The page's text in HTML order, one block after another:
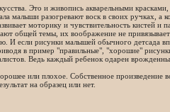
Это и живопись акварельными
малыши разогревают воск в своих ручках, а
моторику и чувствительность кистей и
общей темы, их воображение не
И если рисунки малышей обычного детсада
в пример "правильные", "хорошие"
Ведь каждый ребенок одарен
или плохое. Собственное произведение
на образец или нет.